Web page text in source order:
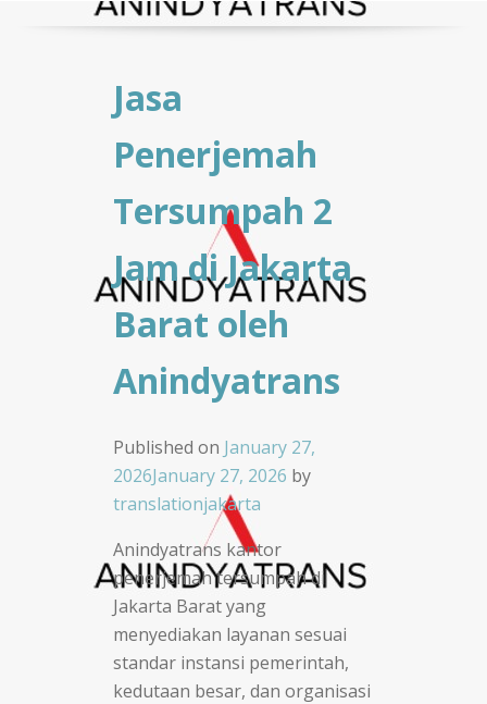
Jasa
Penerjemah
Tersumpah 2
Jam di Jakarta
Barat oleh
Anindyatrans
Published on January 27,
2026January 27, 2026 by
translationjakarta
Anindyatrans kantor
penerjemah tersumpah di
Jakarta Barat yang
menyediakan layanan sesuai
standar instansi pemerintah,
kedutaan besar, dan organisasi